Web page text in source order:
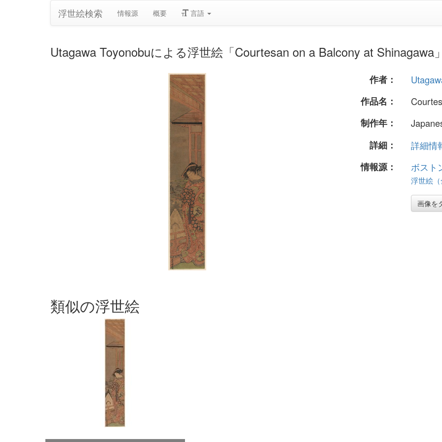
浮世絵検索 情報源 概要 言語
Utagawa Toyonobuによる浮世絵「Courtesan on a Balcony at Shinagawa」
作者：
作品名：
制作年：
詳細：
詳細情
情報源：
ボスト
浮世絵
画像を
類似の浮世絵